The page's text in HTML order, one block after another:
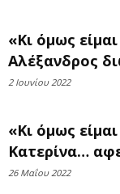
«Κι όμως
Αλέξανδρος
2 Ιουνίου 2022
«Κι όμως
Κατερίνα…
26 Μαΐου 2022